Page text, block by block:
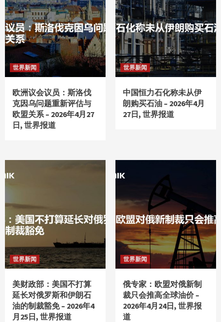
世界新闻
欧洲议会议员：斯洛伐
克因乌问题重新评估与
欧盟关系 – 2026年4月27
日, 世界报道
世界新闻
中国恒力石化称未从伊
朗购买石油 – 2026年4月
27日, 世界报道
世界新闻
美财政部：美国不打算
延长对俄罗斯和伊朗石
油的制裁豁免 – 2026年4
月25日, 世界报道
世界新闻
俄专家：欧盟对俄新制
裁只会推高全球油价 –
2026年4月24日, 世界报
道